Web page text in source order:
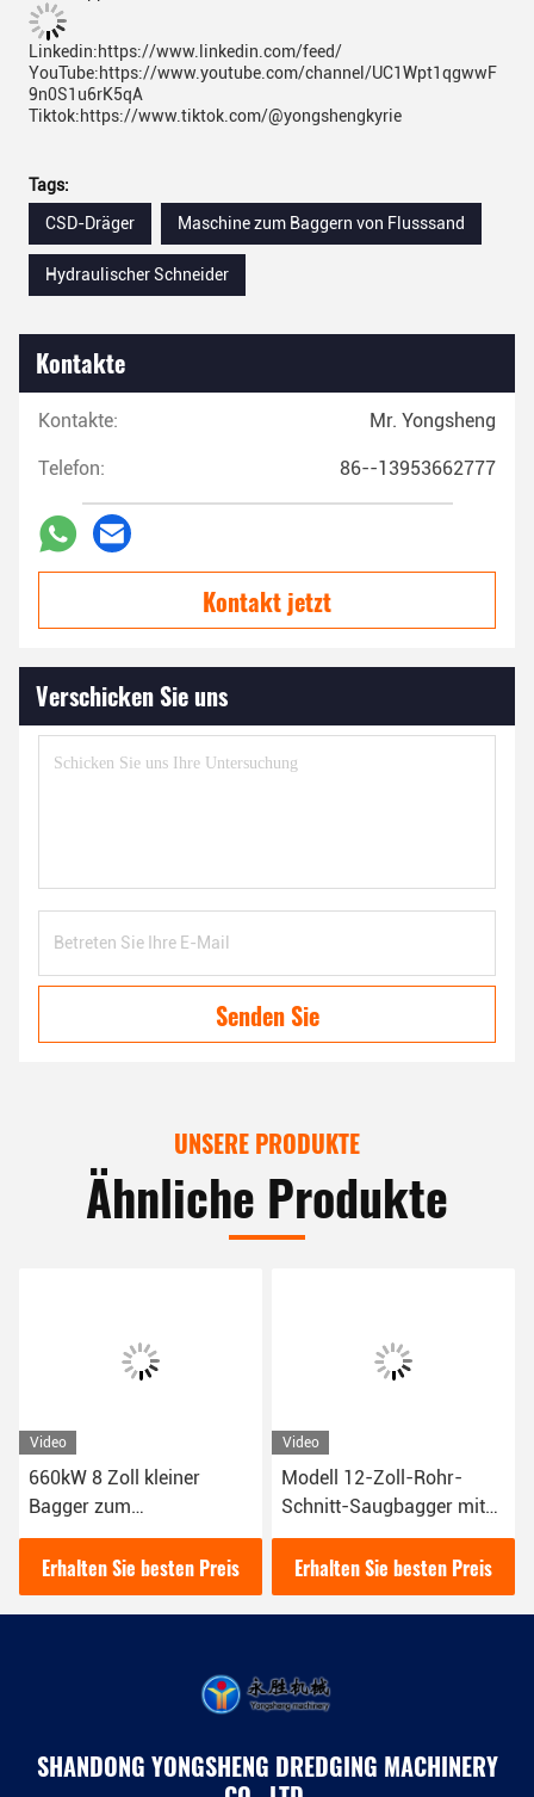
Linkedin:https://www.linkedin.com/feed/
YouTube:https://www.youtube.com/channel/UC1Wpt1qgwwF
9n0S1u6rK5qA
Tiktok:https://www.tiktok.com/@yongshengkyrie
Tags:
CSD-Dräger
Maschine zum Baggern von Flusssand
Hydraulischer Schneider
Kontakte
Kontakte: Mr. Yongsheng
Telefon: 86--13953662777
Kontakt jetzt
Verschicken Sie uns
Senden Sie
UNSERE PRODUKTE
Ähnliche Produkte
Video
660kW 8 Zoll kleiner
Bagger zum
Umweltschutz der
städtischen
Flussbaggerung
Erhalten Sie besten Preis
Video
Modell 12-Zoll-Rohr-
Schnitt-Saugbagger mit
einer Leistung von 200
Kubikmetern pro Stunde
Erhalten Sie besten Preis
SHANDONG YONGSHENG DREDGING MACHINERY